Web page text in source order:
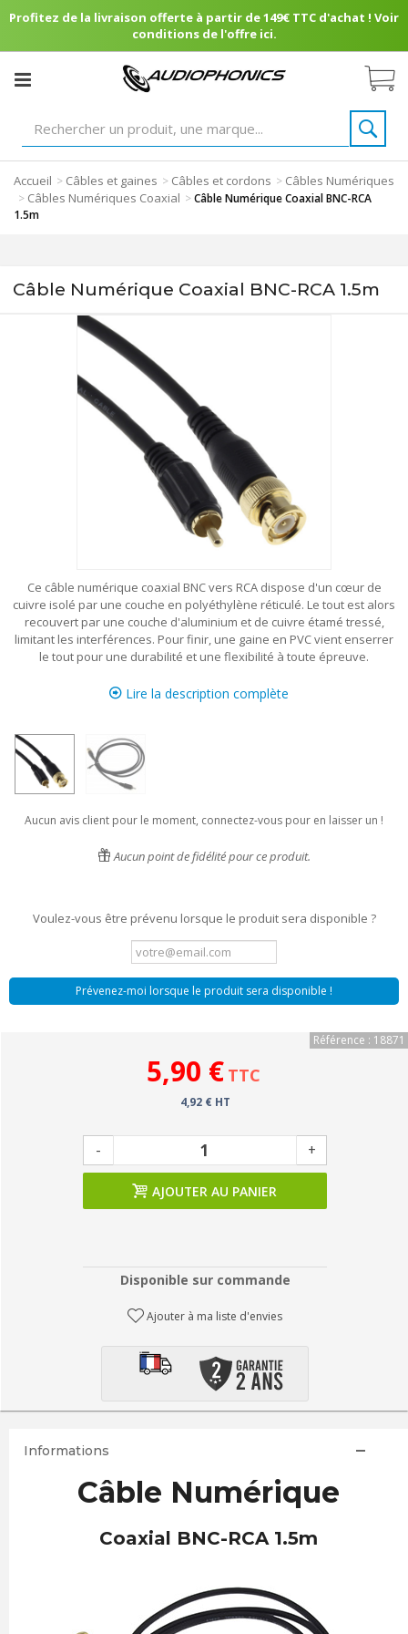
Profitez de la livraison offerte à partir de 149€ TTC d'achat ! Voir
conditions de l'offre ici.
Accueil > Câbles et gaines > Câbles et cordons > Câbles Numériques
> Câbles Numériques Coaxial >Câble Numérique Coaxial BNC-RCA
1.5m
Câble Numérique Coaxial BNC-RCA 1.5m
Ce câble numérique coaxial BNC vers RCA dispose d'un cœur de
cuivre isolé par une couche en polyéthylène réticulé. Le tout est alors
recouvert par une couche d'aluminium et de cuivre étamé tressé,
limitant les interférences. Pour finir, une gaine en PVC vient enserrer
le tout pour une durabilité et une flexibilité à toute épreuve.
Lire la description complète
Aucun avis client pour le moment, connectez-vous pour en laisser un !
Aucun point de fidélité pour ce produit.
Voulez-vous être prévenu lorsque le produit sera disponible ?
Prévenez-moi lorsque le produit sera disponible !
Référence : 18871
5,90 € TTC
4,92 € HT
- +
AJOUTER AU PANIER
Disponible sur commande
Ajouter à ma liste d'envies
Informations
Câble Numérique
Coaxial BNC-RCA 1.5m